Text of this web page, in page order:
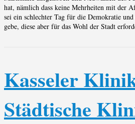
hat, nämlich dass keine Mehrheiten mit der
sei ein schlechter Tag für die Demokratie
gebe, diese aber für das Wohl der Stadt
Kasseler
Städtische